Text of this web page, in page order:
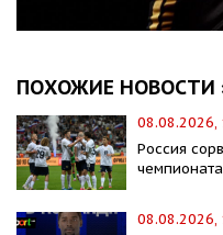
ПОХОЖИЕ НОВОСТИ
08.08.2026,
Россия
08.08.2026,